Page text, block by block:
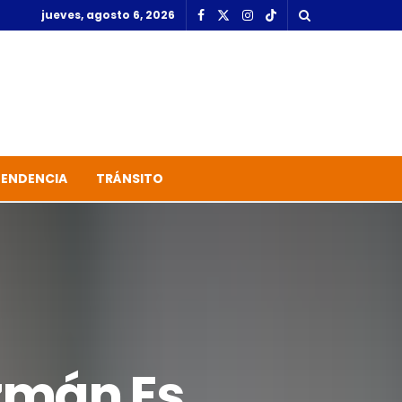
jueves, agosto 6, 2026
TRÁNSITO